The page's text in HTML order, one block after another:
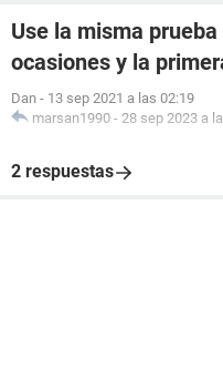
Use la misma
ocasiones y la
Dan - 13 sep 2021 a las 02:19
marsan1990 - 28 sep 2023 a
2 respuestas